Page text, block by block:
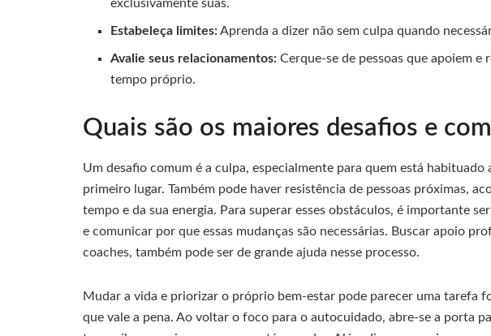
exclusivamente suas.
Estabeleça limites:Aprenda a dizer não sem culpa quando
Avalie seus relacionamentos: Cerque-se de pessoas que apoiem e
tempo próprio.
Quais são os maiores desafios e
Um desafio comum é a culpa, especialmente para quem está
primeiro lugar. Também pode haver resistência de pessoas próximas,
tempo e da sua energia. Para superar esses obstáculos, é importante
e comunicar por que essas mudanças são necessárias. Buscar apoio
coaches, também pode ser de grande ajuda nesse processo.
Mudar a vida e priorizar o próprio bem-estar pode parecer uma tarefa
que vale a pena. Ao voltar o foco para o autocuidado, abre-se a porta